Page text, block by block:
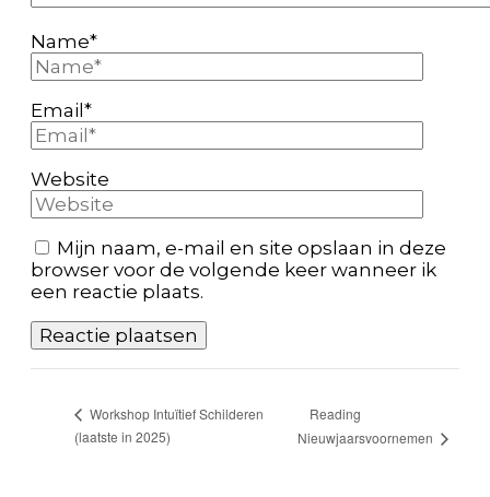
Name*
Email*
Website
Mijn naam, e-mail en site opslaan in deze
browser voor de volgende keer wanneer ik
een reactie plaats.
Workshop Intuïtief Schilderen
(laatste in 2025)
Reading
Nieuwjaarsvoornemen